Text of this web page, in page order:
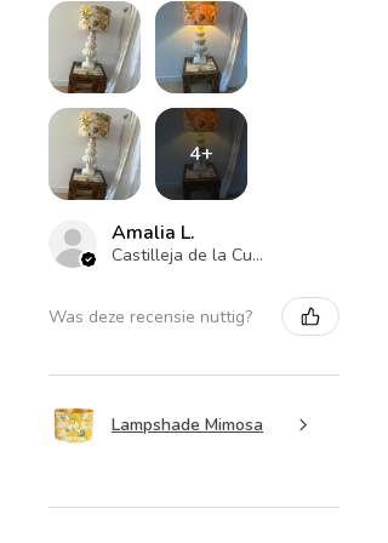
contact met me op, dan
bekijk ik de mogelijkheden.
4+
Amalia L.
Castilleja de la Cuesta , ES-AN
Was deze recensie nuttig?
Lampshade Mimosa